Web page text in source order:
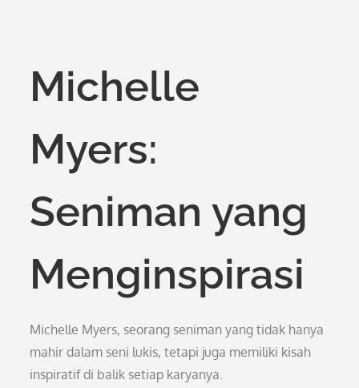
Michelle
Myers:
Seniman yang
Menginspirasi
Michelle Myers, seorang seniman yang tidak hanya
mahir dalam seni lukis, tetapi juga memiliki kisah
inspiratif di balik setiap karyanya.